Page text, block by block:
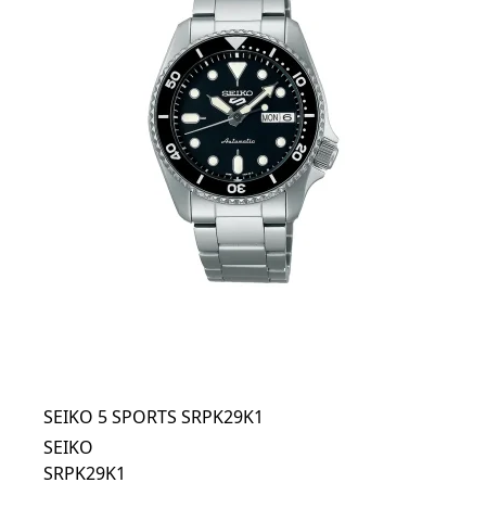
SEIKO 5 SPORTS SRPK29K1
SEIKO
SRPK29K1